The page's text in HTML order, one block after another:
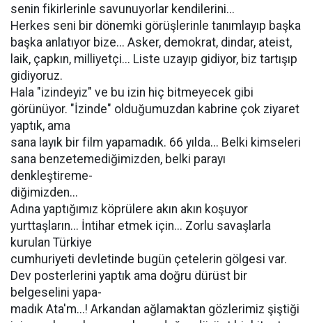
senin fikirlerinle savunuyorlar kendilerini...
Herkes seni bir dönemki görüşlerinle tanımlayıp başka
başka anlatıyor bize... Asker, demokrat, dindar, ateist,
laik, çapkın, milliyetçi... Liste uzayıp gidiyor, biz tartışıp
gidiyoruz.
Hala "izindeyiz" ve bu izin hiç bitmeyecek gibi
görünüyor. "İzinde" olduğumuzdan kabrine çok ziyaret
yaptık, ama
sana layık bir film yapamadık. 66 yılda... Belki kimseleri
sana benzetemediğimizden, belki parayı
denkleştireme-
diğimizden...
Adına yaptığımız köprülere akın akın koşuyor
yurttaşların... İntihar etmek için... Zorlu savaşlarla
kurulan Türkiye
cumhuriyeti devletinde bugün çetelerin gölgesi var.
Dev posterlerini yaptık ama doğru dürüst bir
belgeselini yapa-
madık Ata'm...! Arkandan ağlamaktan gözlerimiz şiştiği